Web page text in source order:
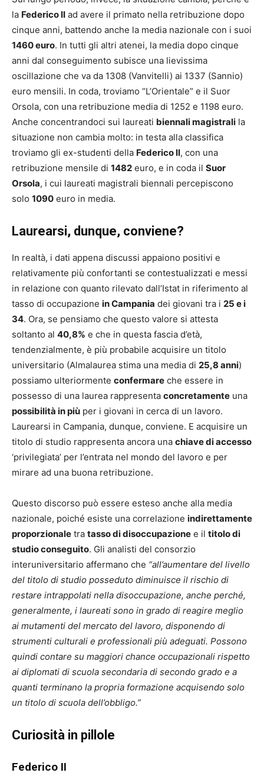
la Federico II ad avere il primato nella retribuzione dopo
cinque anni, battendo anche la media nazionale con i suoi
1460 euro. In tutti gli altri atenei, la media dopo cinque
anni dal conseguimento subisce una lievissima
oscillazione che va da 1308 (Vanvitelli) ai 1337 (Sannio)
euro mensili. In coda, troviamo “L’Orientale” e il Suor
Orsola, con una retribuzione media di 1252 e 1198 euro.
Anche concentrandoci sui laureati biennali magistrali la
situazione non cambia molto: in testa alla classifica
troviamo gli ex-studenti della Federico II, con una
retribuzione mensile di 1482 euro, e in coda il Suor
Orsola, i cui laureati magistrali biennali percepiscono
solo 1090 euro in media.
Laurearsi, dunque, conviene?
In realtà, i dati appena discussi appaiono positivi e
relativamente più confortanti se contestualizzati e messi
in relazione con quanto rilevato dall’Istat in riferimento al
tasso di occupazione in Campania dei giovani tra i 25 e i
34. Ora, se pensiamo che questo valore si attesta
soltanto al 40,8% e che in questa fascia d’età,
tendenzialmente, è più probabile acquisire un titolo
universitario (Almalaurea stima una media di 25,8 anni)
possiamo ulteriormente confermare che essere in
possesso di una laurea rappresenta concretamente una
possibilità in più per i giovani in cerca di un lavoro.
Laurearsi in Campania, dunque, conviene. E acquisire un
titolo di studio rappresenta ancora una chiave di accesso
‘privilegiata’ per l’entrata nel mondo del lavoro e per
mirare ad una buona retribuzione.
Questo discorso può essere esteso anche alla media
nazionale, poiché esiste una correlazione indirettamente
proporzionale tra tasso di disoccupazione e il titolo di
studio conseguito. Gli analisti del consorzio
interuniversitario affermano che “all’aumentare del livello
del titolo di studio posseduto diminuisce il rischio di
restare intrappolati nella disoccupazione, anche perché,
generalmente, i laureati sono in grado di reagire meglio
ai mutamenti del mercato del lavoro, disponendo di
strumenti culturali e professionali più adeguati. Possono
quindi contare su maggiori chance occupazionali rispetto
ai diplomati di scuola secondaria di secondo grado e a
quanti terminano la propria formazione acquisendo solo
un titolo di scuola dell’obbligo.”
Curiosità in pillole
Federico II